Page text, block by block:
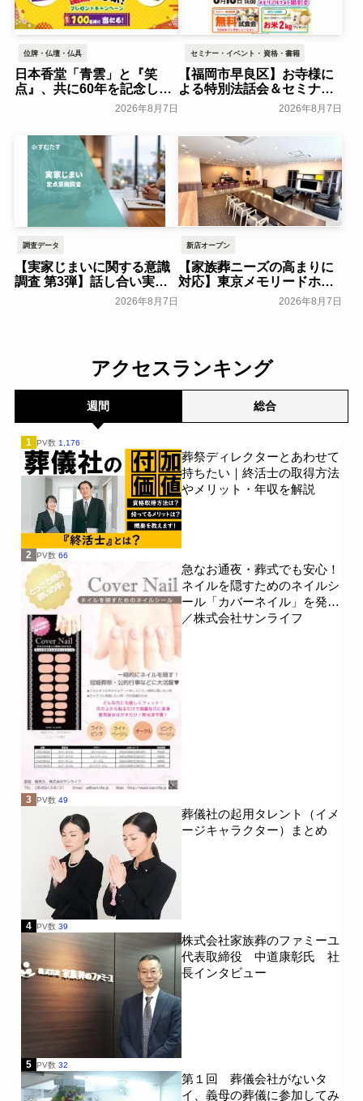
位牌・仏壇・仏具
日本香堂「青雲」と『笑
点』、共に60年を記念した
初コラボ！オリジナルグッ
ズのプレゼントキャンペー
ンを実施～日本香堂～
一般公開
2026年8月7日
セミナー・イベント・資格・書籍
【福岡市早良区】お寺様に
よる特別法話会＆セミナー
特典「無料試食会」を8月
18日(月)にシティホール飯
一般公開
2026年8月7日
調査データ
【実家じまいに関する意識
調査 第3弾】話し合い実施
率は29.5％で前回から低
下。「大相続時代」でも家
2026年8月7日
新店オープン
【家族葬ニーズの高まりに
対応】東京メモリードホー
ルに貸切型家族葬空間『第
８ホール～Living～』オー
2026年8月7日
アクセスランキング
週間 総合
1 PV数 1,176
葬祭ディレクターとあわせて
持ちたい｜終活士の取得方法
やメリット・年収を解説
2 PV数 66
急なお通夜・葬式でも安心！
ネイルを隠すためのネイルシ
ール「カバーネイル」を発売
／株式会社サンライフ
3 PV数 49
葬儀社の起用タレント（イメ
ージキャラクター）まとめ
4 PV数 39
株式会社家族葬のファミーユ
代表取締役 中道康彰氏 社
長インタビュー
5 PV数 32
第１回 葬儀会社がないタ
イ、義母の葬儀に参加してみ